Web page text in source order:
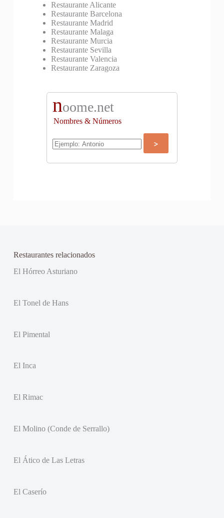
Restaurante Alicante
Restaurante Barcelona
Restaurante Madrid
Restaurante Malaga
Restaurante Murcia
Restaurante Sevilla
Restaurante Valencia
Restaurante Zaragoza
noome.net
Nombres & Números
Restaurantes relacionados
El Hórreo Asturiano
El Tonel de Hans
El Pimental
El Inca
El Rimac
El Molino (Conde de Serrallo)
El Ático de Las Letras
El Caserío